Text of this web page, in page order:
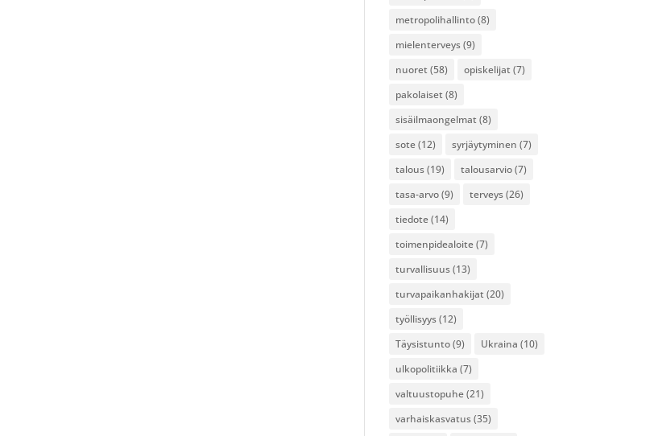
metropolihallinto(8)
mielenterveys(9)
nuoret (58) opiskelijat (7)
pakolaiset (8)
sisäilmaongelmat (8)
sote(12) syrjäytyminen (7)
talous(19) talousarvio(7)
tasa-arvo(9) terveys(26)
tiedote(14)
toimenpidealoite(7)
turvallisuus(13)
turvapaikanhakijat (20)
työllisyys(12)
Täysistunto(9) Ukraina (10)
ulkopolitiikka (7)
valtuustopuhe(21)
varhaiskasvatus(35)